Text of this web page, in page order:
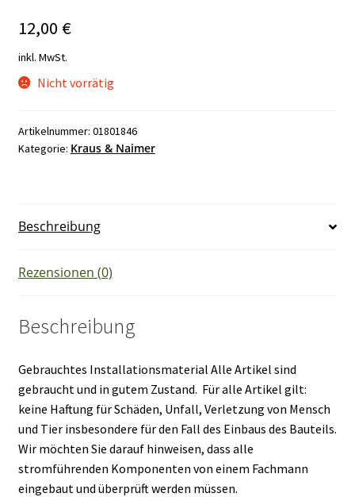
12,00 €
inkl. MwSt.
Nicht vorrätig
Artikelnummer: 01801846
Kategorie: Kraus & Naimer
Beschreibung
Rezensionen (0)
Beschreibung
Gebrauchtes Installationsmaterial Alle Artikel sind
gebraucht und in gutem Zustand. Für alle Artikel gilt:
keine Haftung für Schäden, Unfall, Verletzung von Mensch
und Tier insbesondere für den Fall des Einbaus des Bauteils.
Wir möchten Sie darauf hinweisen, dass alle
stromführenden Komponenten von einem Fachmann
eingebaut und überprüft werden müssen.